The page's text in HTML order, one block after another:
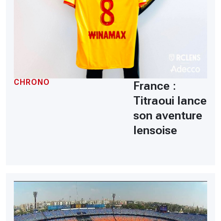
CHRONO
France :
Titraoui lance
son aventure
lensoise